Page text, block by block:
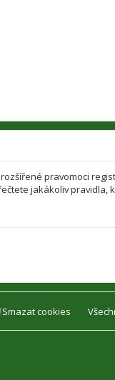
pravomoci
jakákoliv pravidla,
Smazat cookies